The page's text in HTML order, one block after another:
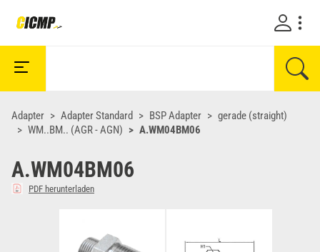
Adapter Adapter Standard BSP Adapter
gerade (straight)
WM..BM.. (AGR - AGN)
A.WM04BM06
A.WM04BM06
PDF herunterladen